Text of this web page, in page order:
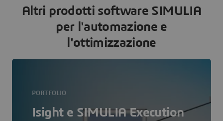
Altri prodotti software SIMULIA
per l'automazione e
l'ottimizzazione
PORTFOLIO
Isight e SIMULIA Execution